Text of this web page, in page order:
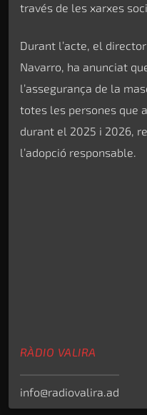
través de les xarxes
Durant l’acte, el
Navarro, ha anunciat
l’assegurança de la
totes les persones que
durant el 2025 i 2026,
l’adopció responsable.
RÀDIO VALIRA
info@radiovalira.ad